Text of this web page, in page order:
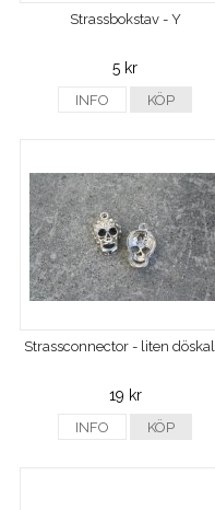
Strassbokstav - Y
5 kr
INFO KÖP
Strassconnector - liten
19 kr
INFO KÖP